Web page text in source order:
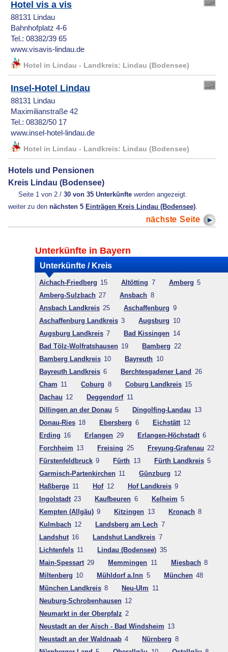
Hotel vis a vis
88131 Lindau
Bahnhofplatz 4-6
Tel.: 08382/39 65
www.visavis-lindau.de
Hotel in Lindau - Landkreis: Lindau (Bodensee)
Insel-Hotel Lindau
88131 Lindau
Maximilianstraße 42
Tel.: 08382/50 17
www.insel-hotel-lindau.de
Hotel in Lindau - Landkreis: Lindau (Bodensee)
Hotels und Pensionen
Kreis Lindau (Bodensee)
Seite 1 von 2 /30 von 35 Unterkünfte werden angezeigt.
weiter zu dennächsten 5 Einträgen Kreis Lindau (Bodensee).
nächste Seite
Unterkünfte in Bayern
Unterkünfte / Kreis
Aichach-Friedberg 15 Altötting 7 Amberg 5
Amberg-Sulzbach 27 Ansbach 8
Ansbach Landkreis 25 Aschaffenburg 9
Aschaffenburg Landkreis 3 Augsburg 10
Augsburg Landkreis 7 Bad Kissingen 14
Bad Tölz-Wolfratshausen 19 Bamberg 22
Bamberg Landkreis 10 Bayreuth 10
Bayreuth Landkreis 6 Berchtesgadener Land 26
Cham 11 Coburg 8 Coburg Landkreis 15
Dachau 12 Deggendorf 11
Dillingen an der Donau 5 Dingolfing-Landau 13
Donau-Ries 18 Ebersberg 6 Eichstätt 12
Erding 16 Erlangen 29 Erlangen-Höchstadt 6
Forchheim 13 Freising 25 Freyung-Grafenau 22
Fürstenfeldbruck 9 Fürth 13 Fürth Landkreis 5
Garmisch-Partenkirchen 11 Günzburg 12
Haßberge 11 Hof 12 Hof Landkreis 9
Ingolstadt 23 Kaufbeuren 6 Kelheim 5
Kempten (Allgäu) 9 Kitzingen 13 Kronach 8
Kulmbach 12 Landsberg am Lech 7
Landshut 16 Landshut Landkreis 7
Lichtenfels 11 Lindau (Bodensee) 35
Main-Spessart 29 Memmingen 11 Miesbach 8
Miltenberg 10 Mühldorf a.Inn 5 München 48
München Landkreis 8 Neu-Ulm 11
Neuburg-Schrobenhausen 12
Neumarkt in der Oberpfalz 2
Neustadt an der Aisch - Bad Windsheim 13
Neustadt an der Waldnaab 4 Nürnberg 8